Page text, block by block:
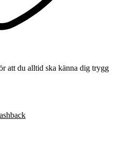
att du alltid ska känna dig trygg